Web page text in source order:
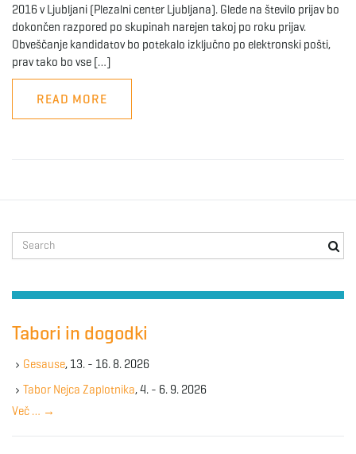
2016 v Ljubljani (Plezalni center Ljubljana). Glede na število prijav bo
dokončen razpored po skupinah narejen takoj po roku prijav.
Obveščanje kandidatov bo potekalo izključno po elektronski pošti,
prav tako bo vse […]
READ MORE
e
r
h
e
w
o
Tabori in dogodki
Gesause, 13. - 16. 8. 2026
Tabor Nejca Zaplotnika, 4. - 6. 9. 2026
Več … →